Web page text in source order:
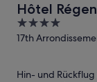
Hôtel
4
out
17th
Hin- und